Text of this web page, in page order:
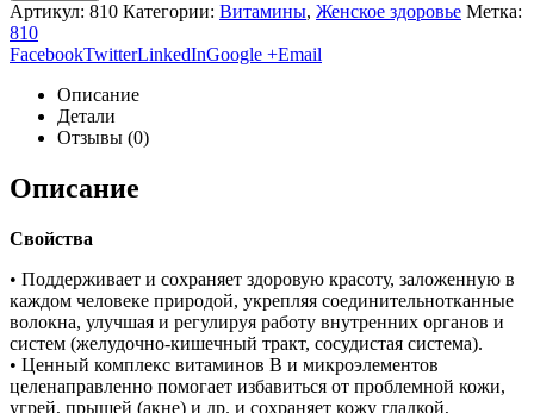
Артикул: 810 Категории: Витамины, Женское здоровье Метка:
810
FacebookTwitterLinkedInGoogle +Email
Описание
Детали
Отзывы (0)
Описание
Свойства
• Поддерживает и сохраняет здоровую красоту, заложенную в
каждом человеке природой, укрепляя соединительнотканные
волокна, улучшая и регулируя работу внутренних органов и
систем (желудочно-кишечный тракт, сосудистая система).
• Ценный комплекс витаминов В и микроэлементов
целенаправленно помогает избавиться от проблемной кожи,
угрей, прыщей (акне) и др. и сохраняет кожу гладкой,